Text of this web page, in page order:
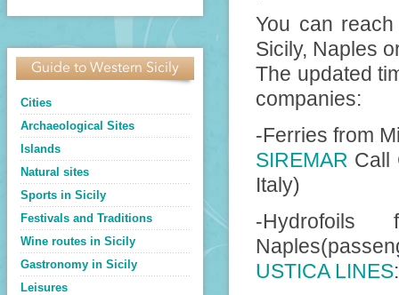
Guide to Western Sicily
Cities
Archaeological Sites
Islands
Natural sites
Sports in Sicily
Festivals and Traditions
Wine routes in Sicily
Gastronomy in Sicily
Leisures
You can
Sicily, Naples
The updated
companies:
-Ferries from
SIREMAR Call
Italy)
-Hydrofoils
USTICA LINES